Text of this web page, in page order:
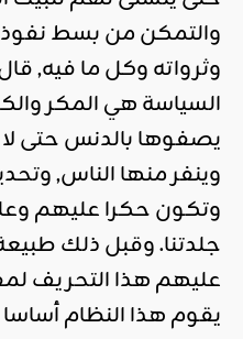
والتمكن من بسط
وثرواته وكل ما فيه,
السياسة هي المكر
يصفوها بالدنس حتى
وينفر منها الناس,
وتكون حكرا عليهم
جلدتنا. وقبل ذلك
عليهم هذا التحريف
يقوم هذا النظام